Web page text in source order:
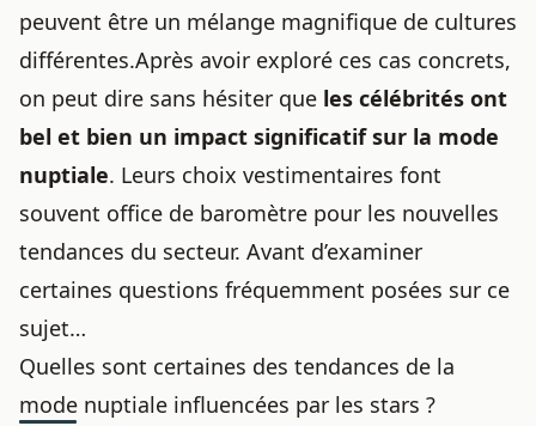
peuvent être un mélange magnifique de cultures
différentes.Après avoir exploré ces cas concrets,
on peut dire sans hésiter que les célébrités ont
bel et bien un impact significatif sur la mode
nuptiale. Leurs choix vestimentaires font
souvent office de baromètre pour les nouvelles
tendances du secteur. Avant d’examiner
certaines questions fréquemment posées sur ce
sujet…
Quelles sont certaines des tendances de la
mode nuptiale influencées par les stars ?